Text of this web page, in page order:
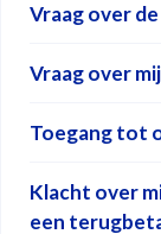
Vraag over
Vraag over
Toegang tot
Klacht over
een